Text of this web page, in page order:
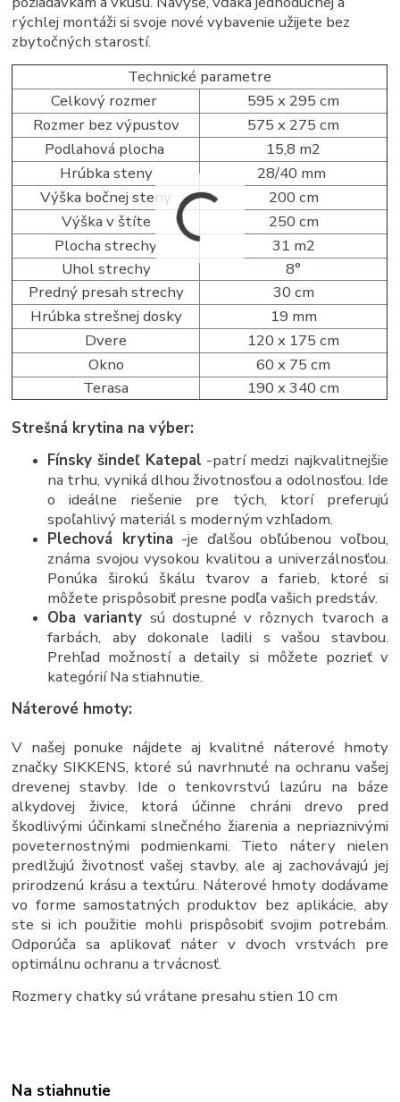
rýchlej montáži si svoje nové vybavenie užijete bez
zbytočných starostí.
Technické parametre
Celkový rozmer
595 x 295 cm
Rozmer bez výpustov
575 x 275 cm
Podlahová plocha
15,8 m2
Hrúbka steny
28/40 mm
Výška bočnej steny
200 cm
Výška v štíte
250 cm
Plocha strechy
31 m2
Uhol strechy
8°
Predný presah strechy
30 cm
Hrúbka strešnej dosky
19 mm
Dvere
120 x 175 cm
Okno
60 x 75 cm
Terasa
190 x 340 cm
Strešná krytina na výber:
Fínsky šindeľ Katepal -patrí medzi najkvalitnejšie
na trhu, vyniká dlhou životnosťou a odolnosťou. Ide
o ideálne riešenie pre tých, ktorí preferujú
spoľahlivý materiál s moderným vzhľadom.
Plechová krytina -je ďalšou obľúbenou voľbou,
známa svojou vysokou kvalitou a univerzálnosťou.
Ponúka širokú škálu tvarov a farieb, ktoré si
môžete prispôsobiť presne podľa vašich predstáv.
Oba varianty sú dostupné v rôznych tvaroch a
farbách, aby dokonale ladili s vašou stavbou.
Prehľad možností a detaily si môžete pozrieť v
kategórií Na stiahnutie.
Náterové hmoty:
V našej ponuke nájdete aj kvalitné náterové hmoty
značky SIKKENS, ktoré sú navrhnuté na ochranu vašej
drevenej stavby. Ide o tenkovrstvú lazúru na báze
alkydovej živice, ktorá účinne chráni drevo pred
škodlivými účinkami slnečného žiarenia a nepriaznivými
poveternostnými podmienkami. Tieto nátery nielen
predlžujú životnosť vašej stavby, ale aj zachovávajú jej
prirodzenú krásu a textúru. Náterové hmoty dodávame
vo forme samostatných produktov bez aplikácie, aby
ste si ich použitie mohli prispôsobiť svojim potrebám.
Odporúča sa aplikovať náter v dvoch vrstvách pre
optimálnu ochranu a trvácnosť.
Rozmery chatky sú vrátane presahu stien 10 cm
Na stiahnutie